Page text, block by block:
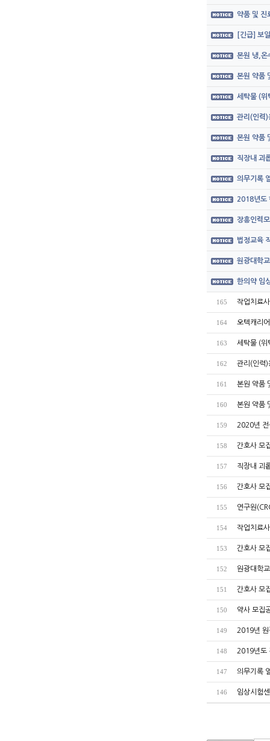
약품 및 진
[긴급] 보
본원 냉,온
본원 약품
세탁물 (위
관리(인력)
본원 약품
직장내 괴
의무기록
2018년도
장흥인력
법정교육
원광대학
한의약 임
165 작업치료
164 오텍캐리
163 세탁물 (위
162 관리(인력)
161 본원 약품
160 본원 약품
159 2020년 전
158 간호사 모
157 직장내 괴
156 간호사 모
155 연구원
154 작업치료
153 간호사 모
152 원광대학
151 간호사 모
150 약사 모집
149 2019년 원
148 2019년도
147 의무기록
146 임상시험